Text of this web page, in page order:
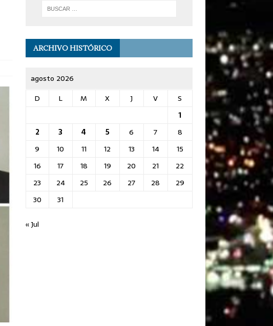
ARCHIVO HISTÓRICO
agosto 2026
D
L M X J V
S
1
2
3 4 5 6 7
8
9
10 11 12 13 14
15
16
17 18 19 20 21
22
23
24 25 26 27 28
29
30
31
« Jul